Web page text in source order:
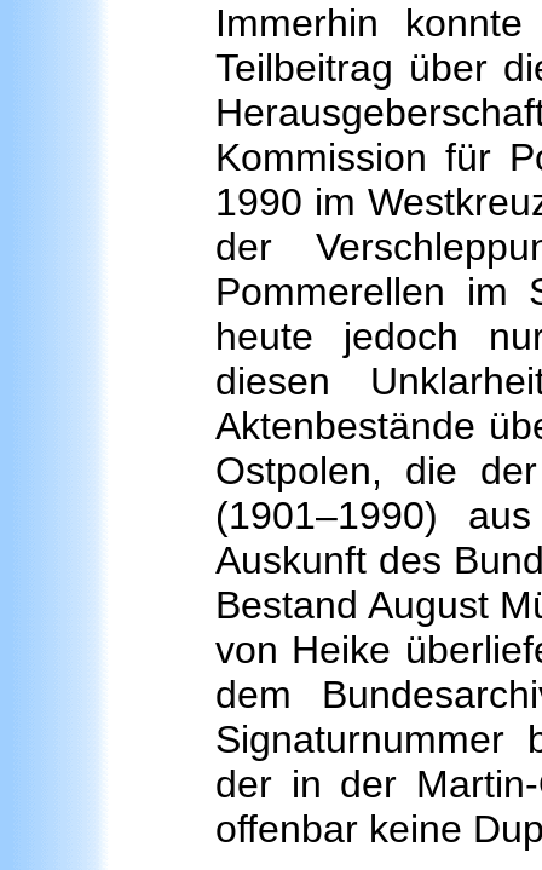
Immerhin
Teilbeitrag über
Kommission für
1990 im
der
Pommerellen im
heute jedoch
diesen
Aktenbestände
Ostpolen, die
(1901–1990)
Auskunft des
Bestand August
von Heike
dem
Signaturnummer
der in der
offenbar keine